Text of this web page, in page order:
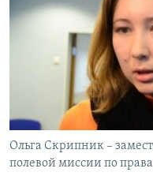
СОВЕТЫ
ПРОПАВШИЕ БЕЗ ВЕСТИ
ПОБЕДИТЕЛЕЙ НЕ СУДЯТ?
КРЫМ.НЕПОКОРЕННЫЙ
ELIFBE
УКРАИНСКАЯ ПРОБЛЕМА
Qırımtatar
ПРИСОЕДИНЯЙТЕСЬ!
Все сайты RFE/RL
Ольга Скрипник –
полевой миссии по